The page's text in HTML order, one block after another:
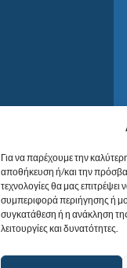
Για να παρέχουμε την
αποθήκευση ή/και την
τεχνολογίες θα μας
συμπεριφορά περιήγησης ή
συγκατάθεση ή η ανάκληση
λειτουργίες και δυνατότητες.